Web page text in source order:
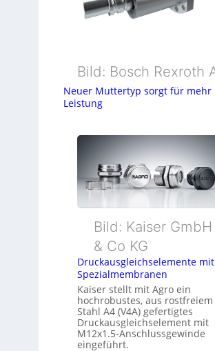
Bild: Bosch Rexroth
Neuer Muttertyp sorgt für mehr
Leistung
Bild: Kaiser GmbH
& Co KG
Druckausgleichselemente mit
Spezialmembranen
Kaiser stellt mit Agro ein
hochrobustes, aus rostfreiem
Stahl A4 (V4A) gefertigtes
Druckausgleichselement mit
M12x1.5-Anschlussgewinde
eingeführt.